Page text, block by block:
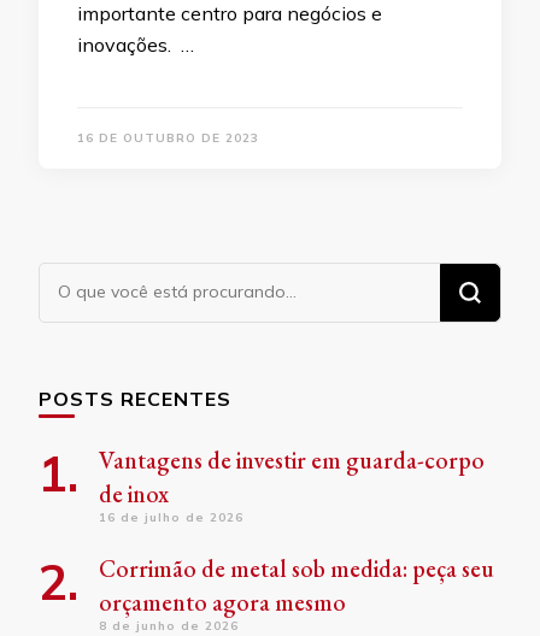
importante centro para negócios e
inovações. …
16 DE OUTUBRO DE 2023
Procurando
algo?
POSTS RECENTES
Vantagens de investir em guarda-corpo
de inox
16 de julho de 2026
Corrimão de metal sob medida: peça seu
orçamento agora mesmo
8 de junho de 2026